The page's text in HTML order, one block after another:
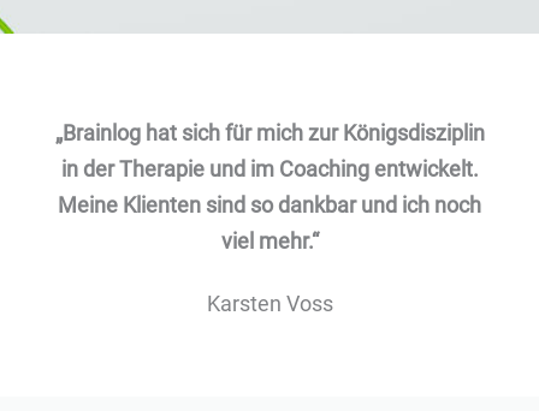
„Brainlog hat sich für mich zur Königsdisziplin
in der Therapie und im Coaching entwickelt.
Meine Klienten sind so dankbar und ich noch
viel mehr.“
Karsten Voss